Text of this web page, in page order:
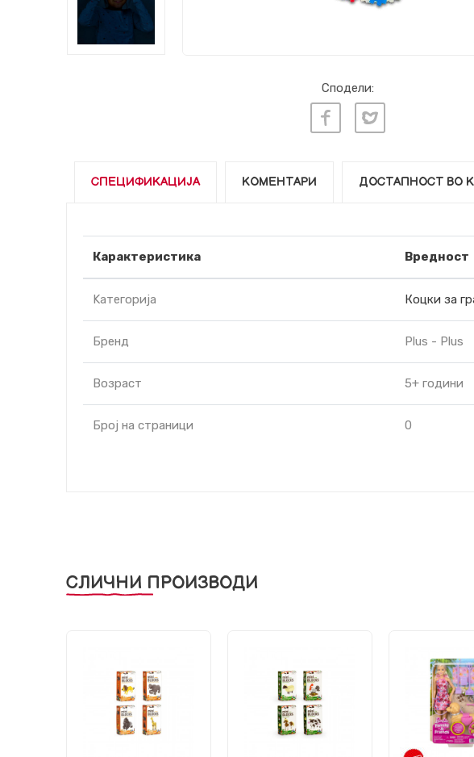
Сподели:
СПЕЦИФИКАЦИЈА КОМЕНТАРИ ДОСТАПНОСТ ВО
Карактеристика Вредност
Kатегорија Коцки за
Бренд Plus - Plus
Возраст 5+ години
Број на страници 0
СЛИЧНИ ПРОИЗВОДИ